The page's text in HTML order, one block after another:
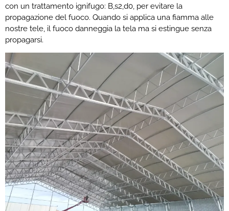
con un trattamento ignifugo: B,s2,d0, per evitare la
propagazione del fuoco. Quando si applica una fiamma alle
nostre tele, il fuoco danneggia la tela ma si estingue senza
propagarsi.